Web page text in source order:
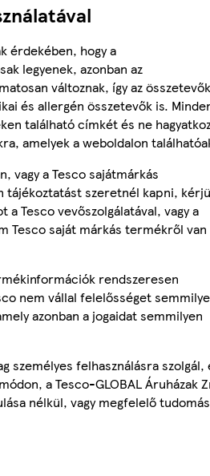
érdekében, hogy a
legyenek, azonban az
változnak, így az
és allergén összetevők is.
található címkét és ne
amelyek a weboldalon
vagy a Tesco sajátmárkás
tájékoztatást szeretnél kapni,
a Tesco vevőszolgálatával, vagy a
Tesco saját márkás termékről van
rendszeresen
nem vállal felelősséget
azonban a jogaidat semmilyen
személyes felhasználásra szolgál,
a Tesco-GLOBAL Áruházak
nélkül, vagy megfelelő